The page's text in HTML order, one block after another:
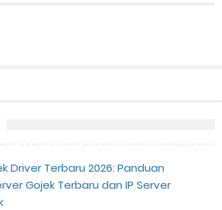
Driver Terbaru 2026: Panduan
Gojek Terbaru dan IP Server